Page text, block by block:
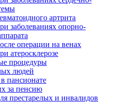
артрита
заболеваниях опорно-
операции на венах
атеросклерозе
процедуры
людей
пансионате
за пенсию
престарелых и инвалидов